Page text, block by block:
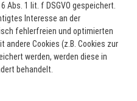
Abs. 1 lit. f DSGVO gespeichert.
Interesse an der
fehlerfreien und optimierten
andere Cookies (z.B. Cookies zur
werden, werden diese in
behandelt.